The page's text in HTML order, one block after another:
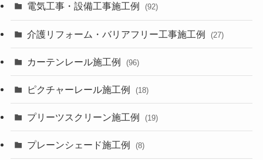
電気工事・設備工事施工例 (92)
介護リフォーム・バリアフリー工事施工例 (27)
カーテンレール施工例 (96)
ピクチャーレール施工例 (18)
プリーツスクリーン施工例 (19)
プレーンシェード施工例 (8)